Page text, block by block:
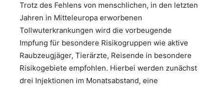
Trotz des Fehlens von menschlichen, in den letzten
Jahren in Mitteleuropa erworbenen
Tollwuterkrankungen wird die vorbeugende
Impfung für besondere Risikogruppen wie aktive
Raubzeugjäger, Tierärzte, Reisende in besondere
Risikogebiete empfohlen. Hierbei werden zunächst
drei Injektionen im Monatsabstand, eine